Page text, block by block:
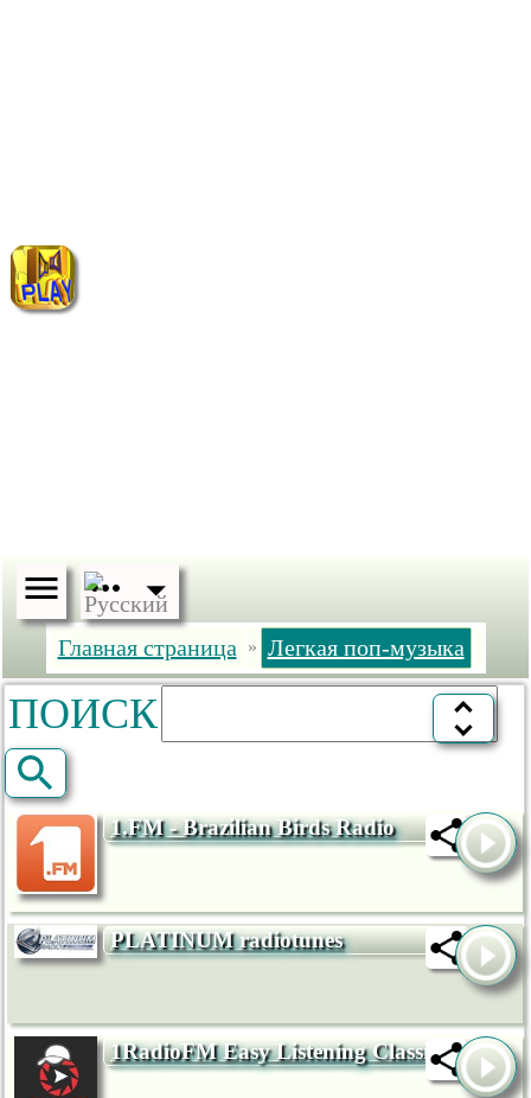
Главная страница » Легкая поп-музыка
ПОИСК
1.FM - Brazilian Birds Radio
PLATINUM radiotunes
1RadioFM Easy Listening Classical